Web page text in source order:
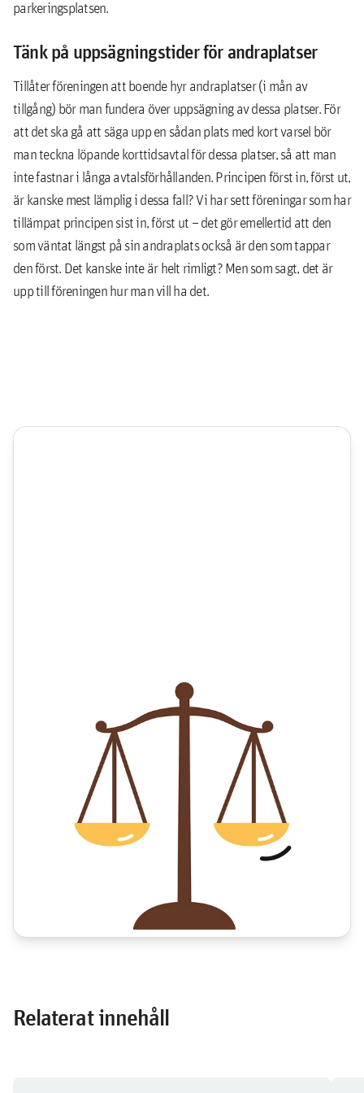
parkeringsplatsen.
Tänk på uppsägningstider för andraplatser
Tillåter föreningen att boende hyr andraplatser (i mån av
tillgång) bör man fundera över uppsägning av dessa platser. För
att det ska gå att säga upp en sådan plats med kort varsel bör
man teckna löpande korttidsavtal för dessa platser, så att man
inte fastnar i långa avtalsförhållanden. Principen först in, först ut,
är kanske mest lämplig i dessa fall? Vi har sett föreningar som har
tillämpat principen sist in, först ut – det gör emellertid att den
som väntat längst på sin andraplats också är den som tappar
den först. Det kanske inte är helt rimligt? Men som sagt, det är
upp till föreningen hur man vill ha det.
Juridisk rådgivning för
bostadsrättsföreningar
Har ni juridiska frågor i er förening? Våra jurister hjälper er
– oavsett om det gäller stadgar, stämmobeslut eller
komplexa beslut i styrelsearbetet.
Relaterat innehåll